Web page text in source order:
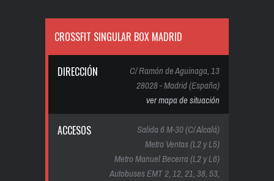
CROSSFIT SINGULAR BOX MADRID
DIRECCIÓN
C/ Ramón de Aguinaga, 13
28028 - Madrid (España)
ver mapa de situación
ACCESOS
Salida 6 M-30 (C/ Alcalá)
Metro Ventas (L2 y L5)
Metro Manuel Becerra (L2 y L6)
Autobuses EMT 2, 12, 21, 38, 53,